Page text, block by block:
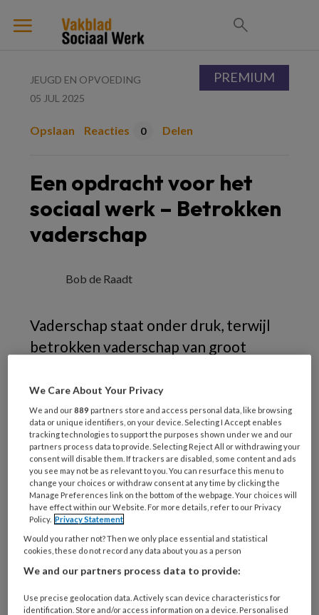
JEUGD EN OPVOEDING
05 JUL 2025
Opslaan Reacties 0 Delen
Een opdracht voor het
sociaal werk – Betrokken
vaderschap
Bob de Raadt
Vaderschap staat onder druk, terwijl
betrokken vaderschap van groot
ontwikkeling van kinderen, gezonde
partnerrelaties en cohesie in de
samenleving. Bob de Raadt, Giovanni
Nobre, Toetie da Silva en Anthony van
de Vijver pleiten voor een
herwaardering en de emancipatie van
het vaderschap en zien daarin een
belangrijke rol weggelegd voor sociaal
werkers.
PREMIUM
We Care About Your Privacy
We and our889 partners store and access personal data, like browsing
data or unique identifiers, on your device. Selecting I Accept enables
tracking technologies to support the purposes shown under we and our
partners process data to provide. Selecting Reject All or withdrawing your
consent will disable them. If trackers are disabled, some content and ads
you see may not be as relevant to you. You can resurface this menu to
change your choices or withdraw consent at any time by clicking the
Manage Preferences link on the bottom of the webpage. Your choices will
have effect within our Website. For more details, refer to our Privacy
Policy. Privacy Statement
Would you rather not? Then we only place essential and statistical
cookies, these do not record any data about you as a person
We and our partners process data to provide:
Use precise geolocation data. Actively scan device characteristics for
identification. Store and/or access information on a device. Personalised